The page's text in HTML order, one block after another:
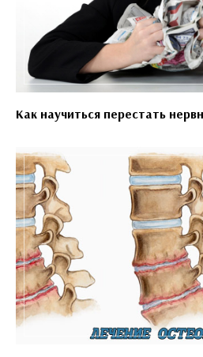
Как научиться перестать